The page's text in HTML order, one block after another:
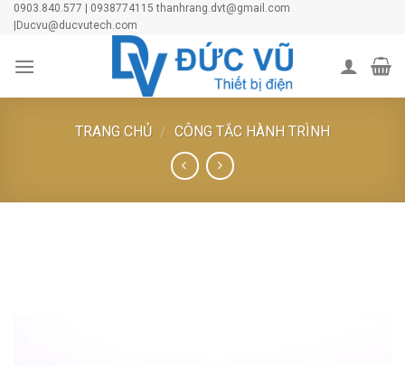
Skip0903.840.577 | 0938774115 thanhrang.dvt@gmail.com
|Ducvu@ducvutech.com
TRANG CHỦ / CÔNG TẮC HÀNH TRÌNH